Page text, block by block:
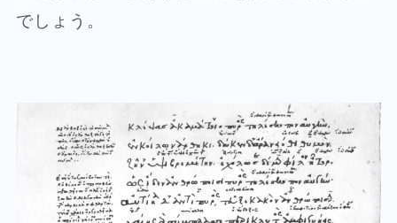
でしょう。